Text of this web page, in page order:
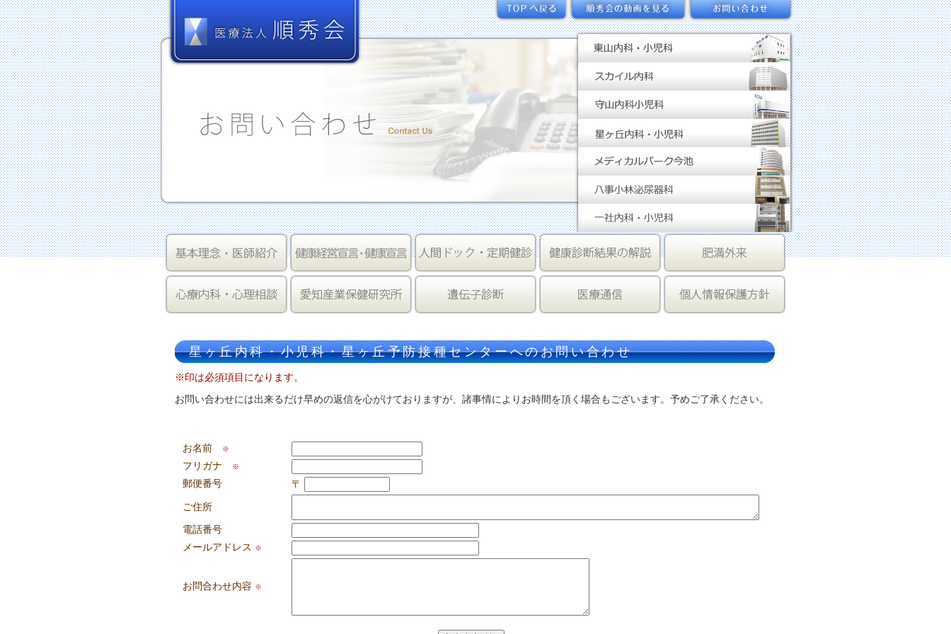
星ヶ丘内科・小児科・星ヶ丘予防接種センターへのお問い合わせ
※印は必須項目になります。
お問い合わせには出来るだけ早めの返信を心がけておりますが、諸事情によりお時間を頂く場合もございます。予めご了承ください。